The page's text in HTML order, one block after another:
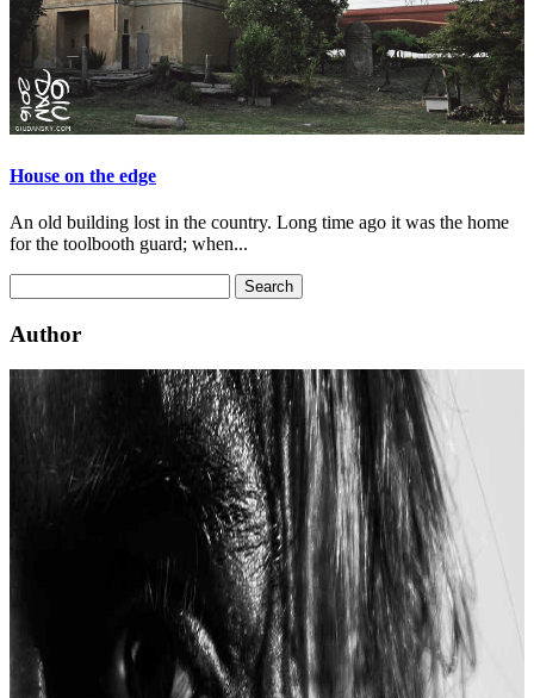
House on the edge
An old building lost in the country. Long time ago it was the home
for the toolbooth guard; when...
Author